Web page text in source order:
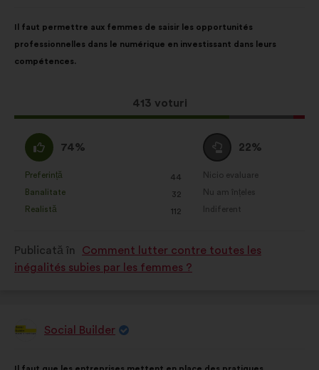
propunerii:
Il faut permettre aux femmes de saisir les opportunités
professionnelles dans le numérique en investissant dans leurs
compétences.
Această
propunere
413 voturi
următoarea
distribuire:
Acord
:
74%
clasificarea:
Preferință
: 44
ori
Banalitate
: 32
ori
Realistă
: 112
ori
Neutru
:
22%
clasificarea:
Nicio evaluare
:ori
Nu am înțeles
:ori
Indiferent
:ori
Publicată în
Comment lutter contre toutes les
inégalités subies par les femmes ?
PropunereSocial Builder
intermediul rețelelor sociale